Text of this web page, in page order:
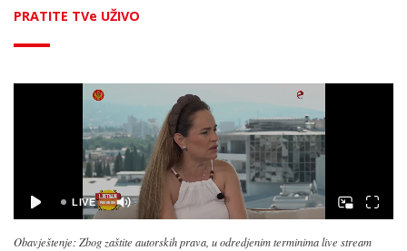
PRATITE TVe UŽIVO
Obavještenje: Zbog zaštite autorskih prava, u odredjenim terminima live stream